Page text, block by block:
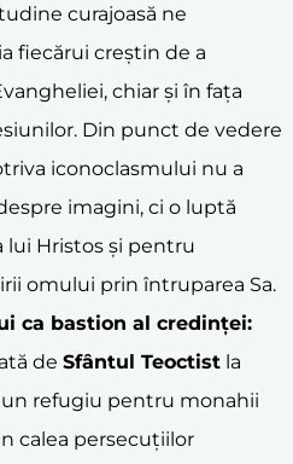
curajoasă ne
fiecărui creștin de a
chiar și în fața
Din punct de vedere
iconoclasmului nu a
imagini, ci o luptă
lui Hristos și pentru
omului prin întruparea Sa.
ca bastion al credinței:
de Sfântul Teoctist la
refugiu pentru monahii
calea persecuțiilor